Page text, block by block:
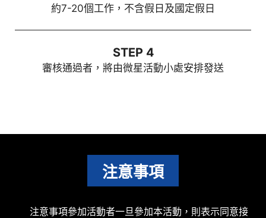
約7-20個工作，不含假日及國定假日
STEP 4
審核通過者，將由微星活動小處安排發送
注意事項
注意事項參加活動者一旦參加本活動，則表示同意接